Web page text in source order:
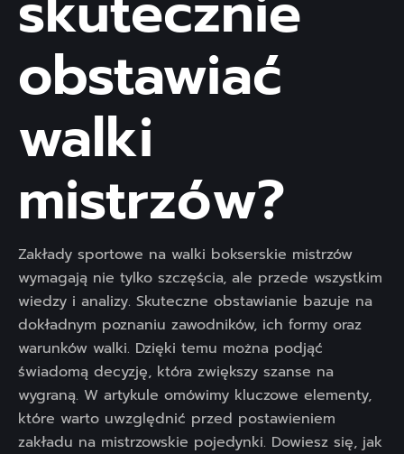
obstawiać
walki
mistrzów?
Zakłady sportowe na walki bokserskie mistrzów
wymagają nie tylko szczęścia, ale przede wszystkim
wiedzy i analizy. Skuteczne obstawianie bazuje na
dokładnym poznaniu zawodników, ich formy oraz
warunków walki. Dzięki temu można podjąć
świadomą decyzję, która zwiększy szanse na
wygraną. W artykule omówimy kluczowe elementy,
które warto uwzględnić przed postawieniem
zakładu na mistrzowskie pojedynki. Dowiesz się, jak